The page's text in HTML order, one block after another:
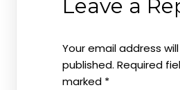
Leave a
Your email address
published. Required
marked *